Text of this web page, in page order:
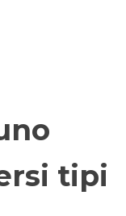
tipi